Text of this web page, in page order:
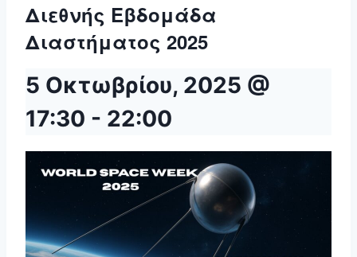
Διεθνής Εβδομάδα
Διαστήματος 2025
5 Οκτωβρίου, 2025 @
17:30 - 22:00